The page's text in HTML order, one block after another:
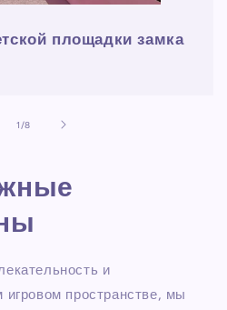
площадки замка
1/из
8
и
игровом пространстве, мы